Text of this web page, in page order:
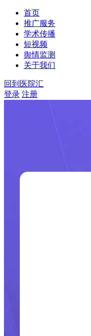
首页
推广服务
学术传播
短视频
舆情监测
关于我们
回到医院汇
登录 注册